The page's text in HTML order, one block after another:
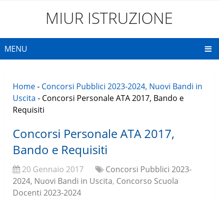
MIUR ISTRUZIONE
MENU
Home- Concorsi Pubblici 2023-2024, Nuovi Bandi in
Uscita - Concorsi Personale ATA 2017, Bando e
Requisiti
Concorsi Personale ATA 2017,
Bando e Requisiti
20 Gennaio 2017
Concorsi Pubblici 2023-
2024, Nuovi Bandi in Uscita, Concorso Scuola
Docenti 2023-2024